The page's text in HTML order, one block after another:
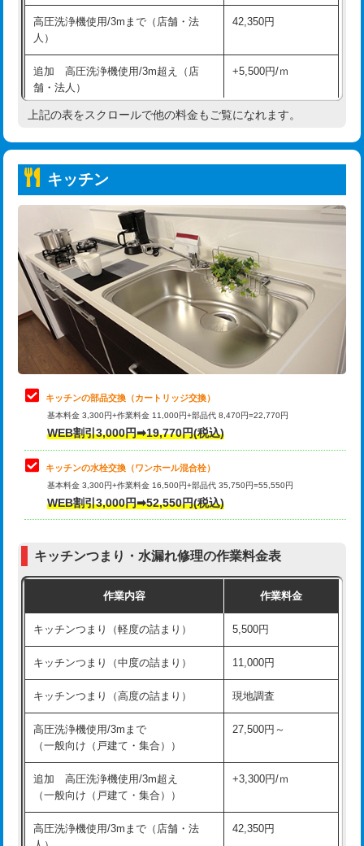
持込商品取付（単水栓） 13,200円
持込商品取付（混合水栓）
持込商品取付（浄水器・分岐水栓） 16,500円
持込商品取付（温水洗浄便座） 22,000円
持込商品取付（普通便座⇔温水洗浄便
22,000円
給水管工事※（ホール加工)
給水管工事※（バンド止め) 3,300円
給水管工事※（支持金具設置) 5,500円
給水管工事※（保温材使用（バンド止
め込み）)
5,500円
給水管工事※（土の掘削・埋め戻し作
11,000円
給水管工事※（塩ビ管（VP・HI）使
用/3ｍまで)
給水管工事※（塩ビ管（VP・HI）使
用（追加）/3ｍ超え)
給水管工事※（ライニング鋼管・銅
管・ポリ管・HT管使用/3ｍまで)
44,000円
管・ポリ管・HT管使用/3ｍ超え)
排水管工事（土の掘削・埋め戻し作
11,000円~
排水管工事（排水管工事/3ｍまで） 55,000円
排水管工事（追加 排水管工事/3ｍ超
+11,000円
マス交換（深さ50㎝未満）
マス交換（深さ50㎝以上） 66,000円
コンクリート斫り（厚さ10㎝まで）
高圧洗浄機使用/3mまで（店舗・法
人）
42,350円
追加 高圧洗浄機使用/3m超え（店
舗・法人）
+5,500円/ｍ
高度高圧洗浄換 現地調査
トーラー機使用/3mまで
追加トーラー機使用/3m超え +3,300円
カメラ調査 33,000円
桝清掃 8,800円
止水・漏水調査・防水処理・清掃・修
理・調整・分解・加工など（軽作業）
11,000円
止水・漏水調査・防水処理・清掃・修
理・調整・分解・加工など（中作業）
22,000円
止水・漏水調査・防水処理・清掃・修
理・調整・分解・加工など（重作業）
33,000円
お風呂タンク脱着
その他部品の脱着
式・ワンホール）)
交換・取付(排水栓・排水トラップ
22,000円+材料費
持込商品取付（単水栓）
持込商品取付（混合水栓） 16,500円
上記の表をスクロールで他の料金もご覧になれます。
キッチン
キッチンの部品交換（カートリッジ交換）
基本料金 3,300円+作業料金 11,000円+部品代 8,470円=22,770円
WEB割引3,000円➡19,770円(税込)
キッチンの水栓交換（ワンホール混合栓）
基本料金 3,300円+作業料金 16,500円+部品代 35,750円=55,550円
WEB割引3,000円➡52,550円(税込)
キッチンつまり・水漏れ修理の作業料金表
作業内容 作業料金
キッチンつまり（軽度の詰まり） 5,500円
キッチンつまり（中度の詰まり） 11,000円
キッチンつまり（高度の詰まり） 現地調査
高圧洗浄機使用/3mまで
（一般向け（戸建て・集合））
27,500円～
追加 高圧洗浄機使用/3m超え
（一般向け（戸建て・集合））
+3,300円/ｍ
高圧洗浄機使用/3mまで（店舗・法
42,350円